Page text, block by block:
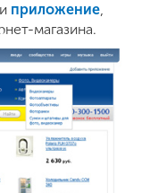
приложение,
магазина.